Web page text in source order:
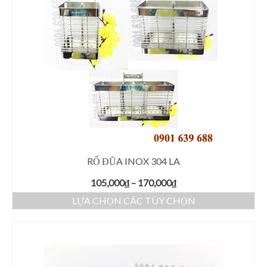
RỔ ĐŨA INOX 304 LA
105,000₫ – 170,000₫
LỰA CHỌN CÁC TÙY CHỌN